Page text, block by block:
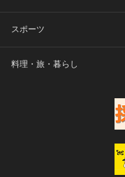
スポーツ
料理・旅・暮らし